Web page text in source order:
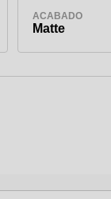
ACABADO
Matte